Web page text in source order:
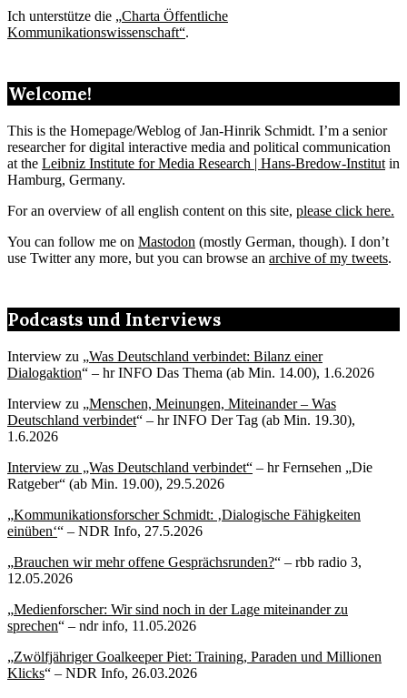
Ich unterstütze die „Charta Öffentliche
Kommunikationswissenschaft“.
Welcome!
This is the Homepage/Weblog of Jan-Hinrik Schmidt. I’m a senior
researcher for digital interactive media and political communication
at the Leibniz Institute for Media Research | Hans-Bredow-Institut in
Hamburg, Germany.
For an overview of all english content on this site, please click here.
You can follow me on Mastodon (mostly German, though). I don’t
use Twitter any more, but you can browse an archive of my tweets.
Podcasts und Interviews
Interview zu „Was Deutschland verbindet: Bilanz einer
Dialogaktion“ – hr INFO Das Thema (ab Min. 14.00), 1.6.2026
Interview zu „Menschen, Meinungen, Miteinander – Was
Deutschland verbindet“ – hr INFO Der Tag (ab Min. 19.30),
1.6.2026
Interview zu „Was Deutschland verbindet“ – hr Fernsehen „Die
Ratgeber“ (ab Min. 19.00), 29.5.2026
„Kommunikationsforscher Schmidt: ‚Dialogische Fähigkeiten
einüben‘“ – NDR Info, 27.5.2026
„Brauchen wir mehr offene Gesprächsrunden?“ – rbb radio 3,
12.05.2026
„Medienforscher: Wir sind noch in der Lage miteinander zu
sprechen“ – ndr info, 11.05.2026
„Zwölfjähriger Goalkeeper Piet: Training, Paraden und Millionen
Klicks“ – NDR Info, 26.03.2026